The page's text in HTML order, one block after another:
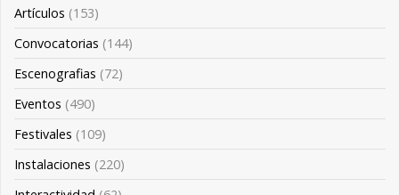
Artículos (153)
Convocatorias (144)
Escenografias (72)
Eventos (490)
Festivales (109)
Instalaciones (220)